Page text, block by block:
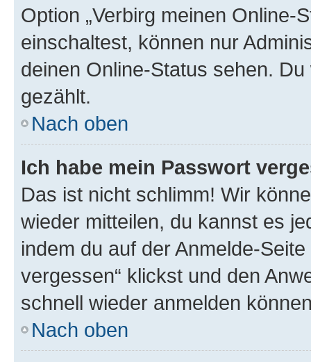
Option „Verbirg meinen Online-
einschaltest, können nur
deinen Online-Status sehen.
gezählt.
Nach oben
Ich habe mein Passwort
Das ist nicht schlimm! Wir
wieder mitteilen, du kannst es
indem du auf der Anmelde-
vergessen“ klickst und den
schnell wieder anmelden
Nach oben